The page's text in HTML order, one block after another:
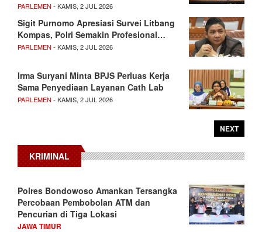
PARLEMEN - KAMIS, 2 JUL 2026
Sigit Purnomo Apresiasi Survei Litbang
Kompas, Polri Semakin Profesional…
PARLEMEN - KAMIS, 2 JUL 2026
Irma Suryani Minta BPJS Perluas Kerja
Sama Penyediaan Layanan Cath Lab
PARLEMEN - KAMIS, 2 JUL 2026
NEXT
KRIMINAL
Polres Bondowoso Amankan Tersangka
Percobaan Pembobolan ATM dan
Pencurian di Tiga Lokasi
JAWA TIMUR